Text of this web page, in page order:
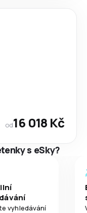
od16 018 Kč
s eSky?
vyhledávání